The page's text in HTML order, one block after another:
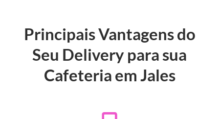
Principais Vantagens do
Seu Delivery para sua
Cafeteria em Jales